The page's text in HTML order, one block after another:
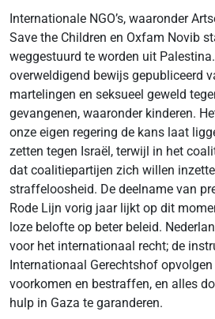
Internationale NGO’s, waaronder
Save the Children en Oxfam Novib
weggestuurd te worden uit
overweldigend bewijs gepubliceerd
martelingen en seksueel geweld
gevangenen, waaronder kinderen.
onze eigen regering de kans laat
zetten tegen Israël, terwijl in het
dat coalitiepartijen zich willen
straffeloosheid. De deelname van
Rode Lijn vorig jaar lijkt op dit
loze belofte op beter beleid.
voor het internationaal recht; de
Internationaal Gerechtshof
voorkomen en bestraffen, en alles
hulp in Gaza te garanderen.